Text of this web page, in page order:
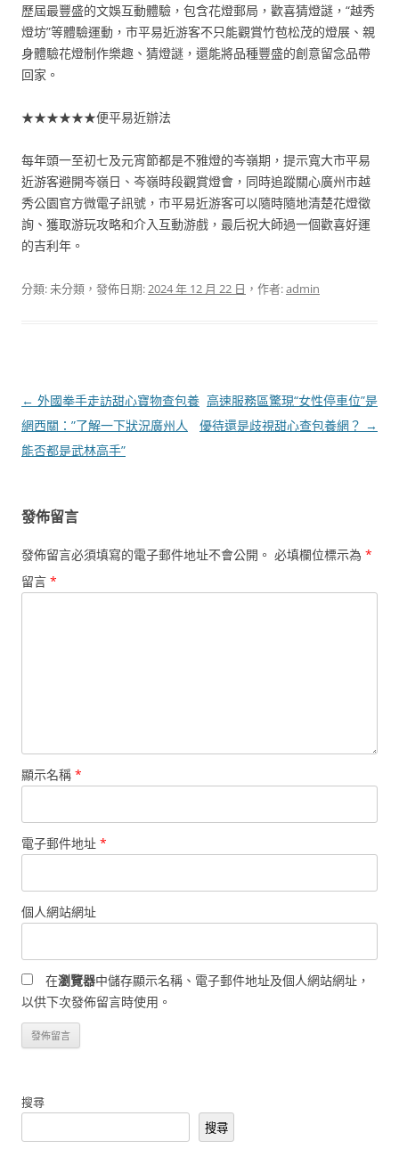
歷屆最豐盛的文娛互動體驗，包含花燈郵局，歡喜猜燈謎，“越秀
燈坊”等體驗運動，市平易近游客不只能觀賞竹苞松茂的燈展、親
身體驗花燈制作樂趣、猜燈謎，還能將品種豐盛的創意留念品帶
回家。
★★★★★★便平易近辦法
每年頭一至初七及元宵節都是不雅燈的岑嶺期，提示寬大市平易
近游客避開岑嶺日、岑嶺時段觀賞燈會，同時追蹤關心廣州市越
秀公園官方微電子訊號，市平易近游客可以隨時隨地清楚花燈徵
詢、獲取游玩攻略和介入互動游戲，最后祝大師過一個歡喜好運
的吉利年。
分類: 未分類，發佈日期:2024 年 12 月 22 日 ，作者:admin
文
章
導
← 外國拳手走訪甜心寶物查包養
網西關：”了解一下狀況廣州人
能否都是武林高手”
高速服務區驚現“女性停車位”是
優待還是歧視甜心查包養網？ →
發佈留言
發佈留言必須填寫的電子郵件地址不會公開。 必填欄位標示為 *
留言 *
顯示名稱 *
電子郵件地址 *
個人網站網址
在瀏覽器中儲存顯示名稱、電子郵件地址及個人網站網址，
以供下次發佈留言時使用。
搜尋
搜尋